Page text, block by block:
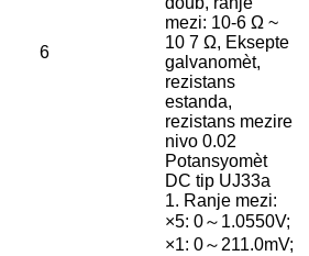
6
mezi: 10-6 Ω ~
10 7 Ω, Eksepte
galvanomèt,
rezistans
estanda,
rezistans mezire
nivo 0.02
Potansyomèt
DC tip UJ33a
1. Ranje mezi:
×5: 0～1.0550V;
×1: 0～211.0mV;